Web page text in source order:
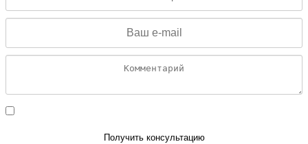
Получить консультацию